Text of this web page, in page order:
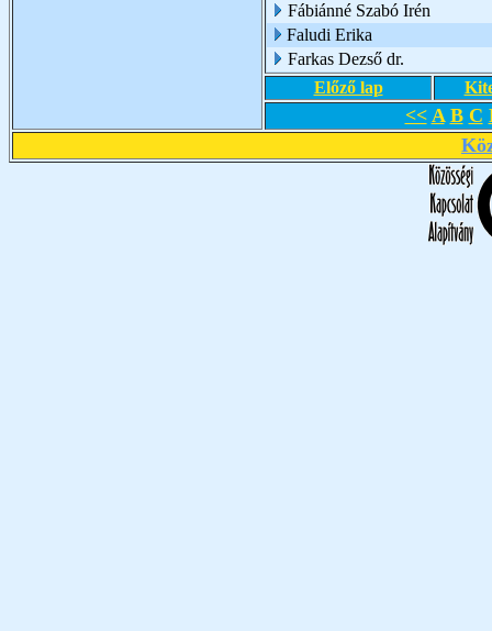
Fábiánné Szabó Irén
Faludi Erika
Farkas Dezső dr.
Előző lap
<< A B C